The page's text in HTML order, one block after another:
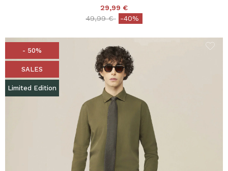
29,99 €
Price reduced from
49,99 €to-40%
- 50%
SALES
Limited Edition